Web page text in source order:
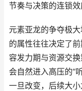
节奏与决策的连锁效
元素亚龙的争夺极
的属性往往决定了
容发力期与资源交
会自然进入高压的“
一旦改变，后续大